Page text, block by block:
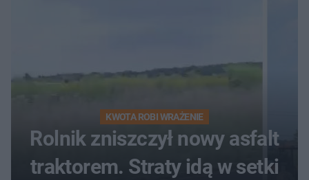
KWOTA ROBI WRAŻENIE
Rolnik zniszczył nowy asfalt
traktorem. Straty idą w setki